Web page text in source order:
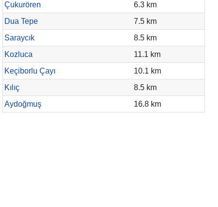
Çukurören
6.3 km
Dua Tepe
7.5 km
Saraycık
8.5 km
Kozluca
11.1 km
Keçiborlu Çayı
10.1 km
Kılıç
8.5 km
Aydoğmuş
16.8 km